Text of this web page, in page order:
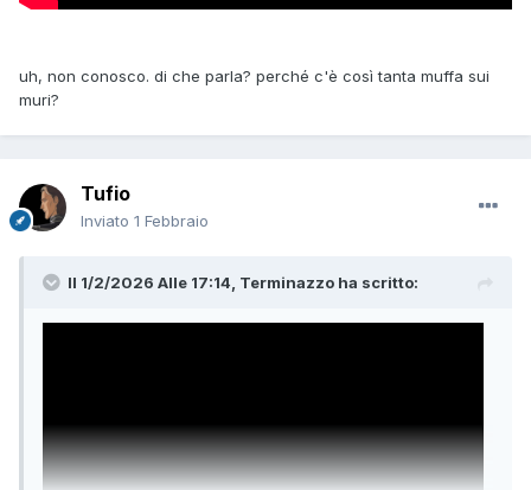
uh, non conosco. di che parla? perché c'è così tanta muffa sui
muri?
Tufio
Inviato 1 Febbraio
Il 1/2/2026 Alle 17:14, Terminazzo ha scritto: